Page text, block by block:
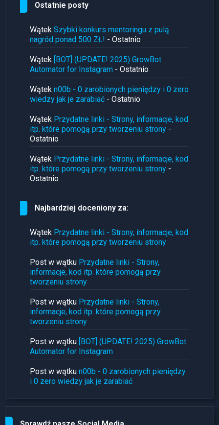
Ostatnie posty
Wątek Szybki konkurs mentoringu z pulą
nagród ponad 500 ZŁ! - Ostatnio
Wątek [BOT] (UPDATE! 2025) GrowBot
Automator for Instagram - Ostatnio
Wątek n00b - 0 zarobionych pieniędzy i 0 zero
wiedzy jak je zarabiać - Ostatnio
Wątek Przydatne linki - Strony, informacje, kod
itp. które pomogą przy tworzeniu strony -
Ostatnio
Wątek Przydatne linki - Strony, informacje, kod
itp. które pomogą przy tworzeniu strony -
Ostatnio
Najbardziej doceniony za:
Wątek Przydatne linki - Strony, informacje, kod
itp. które pomogą przy tworzeniu strony
Post w wątku Przydatne linki - Strony,
informacje, kod itp. które pomogą przy
tworzeniu strony
Post w wątku Przydatne linki - Strony,
informacje, kod itp. które pomogą przy
tworzeniu strony
Post w wątku [BOT] (UPDATE! 2025) GrowBot
Automator for Instagram
Post w wątku n00b - 0 zarobionych pieniędzy
i 0 zero wiedzy jak je zarabiać